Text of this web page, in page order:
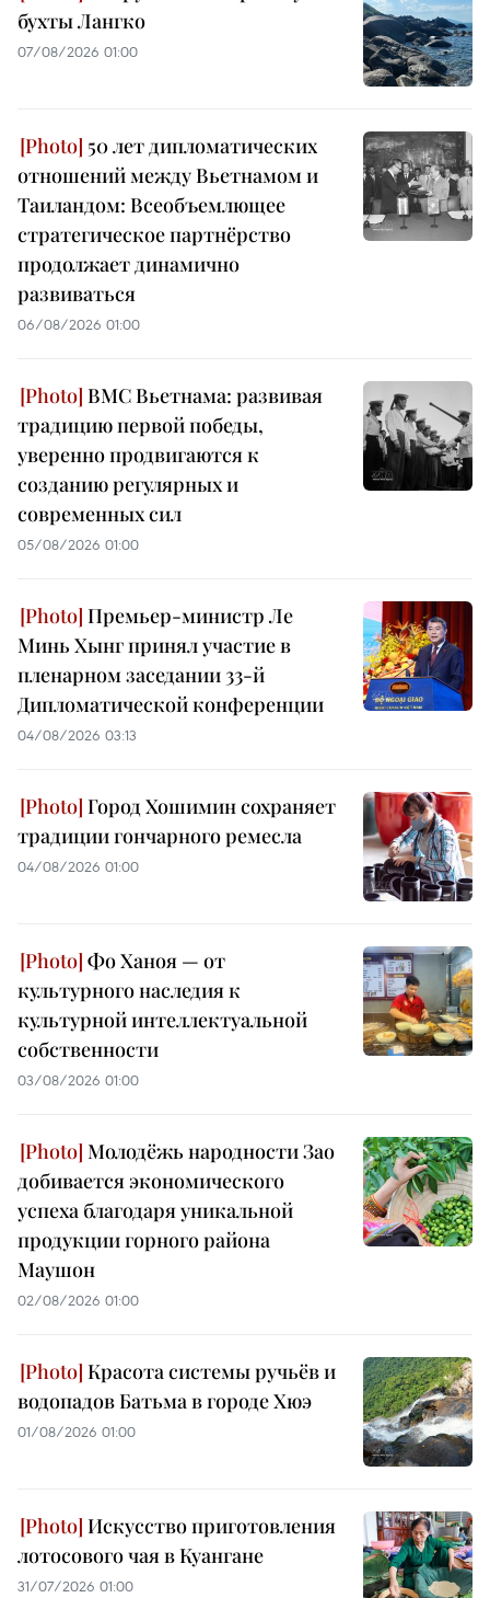
бухты Лангко
07/08/2026 01:00
50 лет дипломатических
отношений между Вьетнамом и
Таиландом: Всеобъемлющее
стратегическое партнёрство
продолжает динамично
развиваться
06/08/2026 01:00
ВМС Вьетнама: развивая
традицию первой победы,
уверенно продвигаются к
созданию регулярных и
современных сил
05/08/2026 01:00
Премьер-министр Ле
Минь Хынг принял участие в
пленарном заседании 33-й
Дипломатической конференции
04/08/2026 03:13
Город Хошимин сохраняет
традиции гончарного ремесла
04/08/2026 01:00
Фо Ханоя — от
культурного наследия к
культурной интеллектуальной
собственности
03/08/2026 01:00
Молодёжь народности Зао
добивается экономического
успеха благодаря уникальной
продукции горного района
Маушон
02/08/2026 01:00
Красота системы ручьёв и
водопадов Батьма в городе Хюэ
01/08/2026 01:00
Искусство приготовления
лотосового чая в Куангане
31/07/2026 01:00